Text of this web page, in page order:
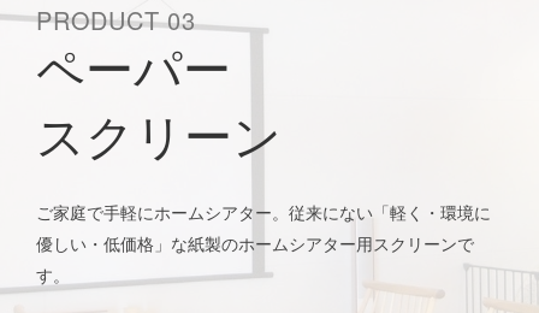
PRODUCT 03
ペーパー
スクリーン
ご家庭で手軽にホームシアター。従来にない「軽く・環境に
優しい・低価格」な紙製のホームシアター用スクリーンで
す。